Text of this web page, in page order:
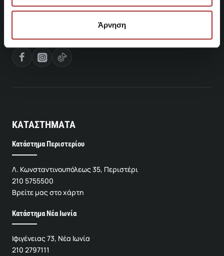
Άρνηση
ΚΑΤΑΣΤΗΜΑΤΑ
Κατάστημα Περιστερίου
Λ. Κωνσταντινουπόλεως 35, Περιστέρι
210 5755500
Βρείτε μας στο χάρτη
Κατάστημα Νέα Ιωνία
Ιφιγένειας 73, Νέα Ιωνία
210 2797111